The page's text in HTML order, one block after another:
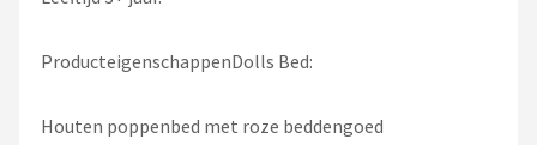
ProducteigenschappenDolls Bed:
Houten poppenbed met roze beddengoed